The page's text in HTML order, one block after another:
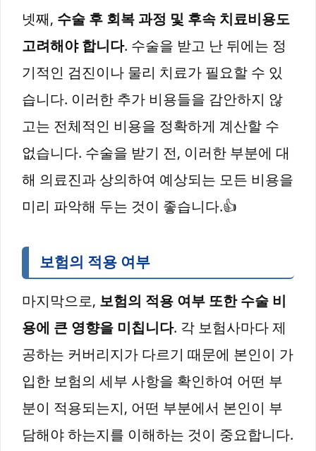
넷째, 수술 후 회복 과정 및 후속 치료비용도
고려해야 합니다. 수술을 받고 난 뒤에는 정
기적인 검진이나 물리 치료가 필요할 수 있
습니다. 이러한 추가 비용들을 감안하지 않
고는 전체적인 비용을 정확하게 계산할 수
없습니다. 수술을 받기 전, 이러한 부분에 대
해 의료진과 상의하여 예상되는 모든 비용을
미리 파악해 두는 것이 좋습니다.👍
보험의 적용 여부
마지막으로, 보험의 적용 여부 또한 수술 비
용에 큰 영향을 미칩니다. 각 보험사마다 제
공하는 커버리지가 다르기 때문에 본인이 가
입한 보험의 세부 사항을 확인하여 어떤 부
분이 적용되는지, 어떤 부분에서 본인이 부
담해야 하는지를 이해하는 것이 중요합니다.